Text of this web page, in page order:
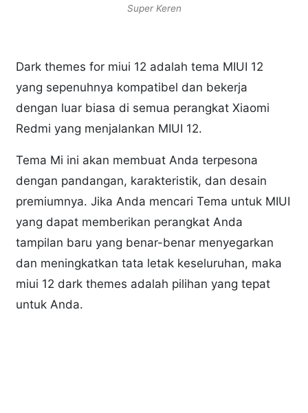
Super Keren
Dark themes for miui 12 adalah tema MIUI 12
yang sepenuhnya kompatibel dan bekerja
dengan luar biasa di semua perangkat Xiaomi
Redmi yang menjalankan MIUI 12.
Tema Mi ini akan membuat Anda terpesona
dengan pandangan, karakteristik, dan desain
premiumnya. Jika Anda mencari Tema untuk MIUI
yang dapat memberikan perangkat Anda
tampilan baru yang benar-benar menyegarkan
dan meningkatkan tata letak keseluruhan, maka
miui 12 dark themes adalah pilihan yang tepat
untuk Anda.